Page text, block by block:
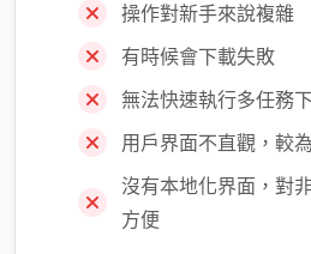
操作對新手來說複雜
有時候會下載失敗
無法快速執行多任務
用戶界面不直觀，較
沒有本地化界面，對
方便